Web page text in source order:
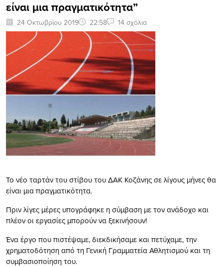
είναι μια πραγματικότητα”
24 Οκτωβρίου 2019 22:58 14 σχόλια
Το νέο ταρτάν του στίβου του ΔΑΚ Κοζάνης σε λίγους μήνες θα
είναι μια πραγματικότητα.
Πριν λίγες μέρες υπογράφηκε η σύμβαση με τον ανάδοχο και
πλέον οι εργασίες μπορούν να ξεκινήσουν!
Ένα έργο που πιστέψαμε, διεκδικήσαμε και πετύχαμε, την
χρηματοδότηση από τη Γενική Γραμματεία Αθλητισμού και τη
συμβασιοποίηση του.